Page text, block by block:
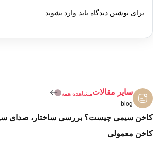
برای نوشتن دیدگاه باید وارد بشوید
سایر مقالات
blog
مشاهده همه
کاخن سیمی چیست؟ بررسی ساختار، صدای
کاخن معمولی